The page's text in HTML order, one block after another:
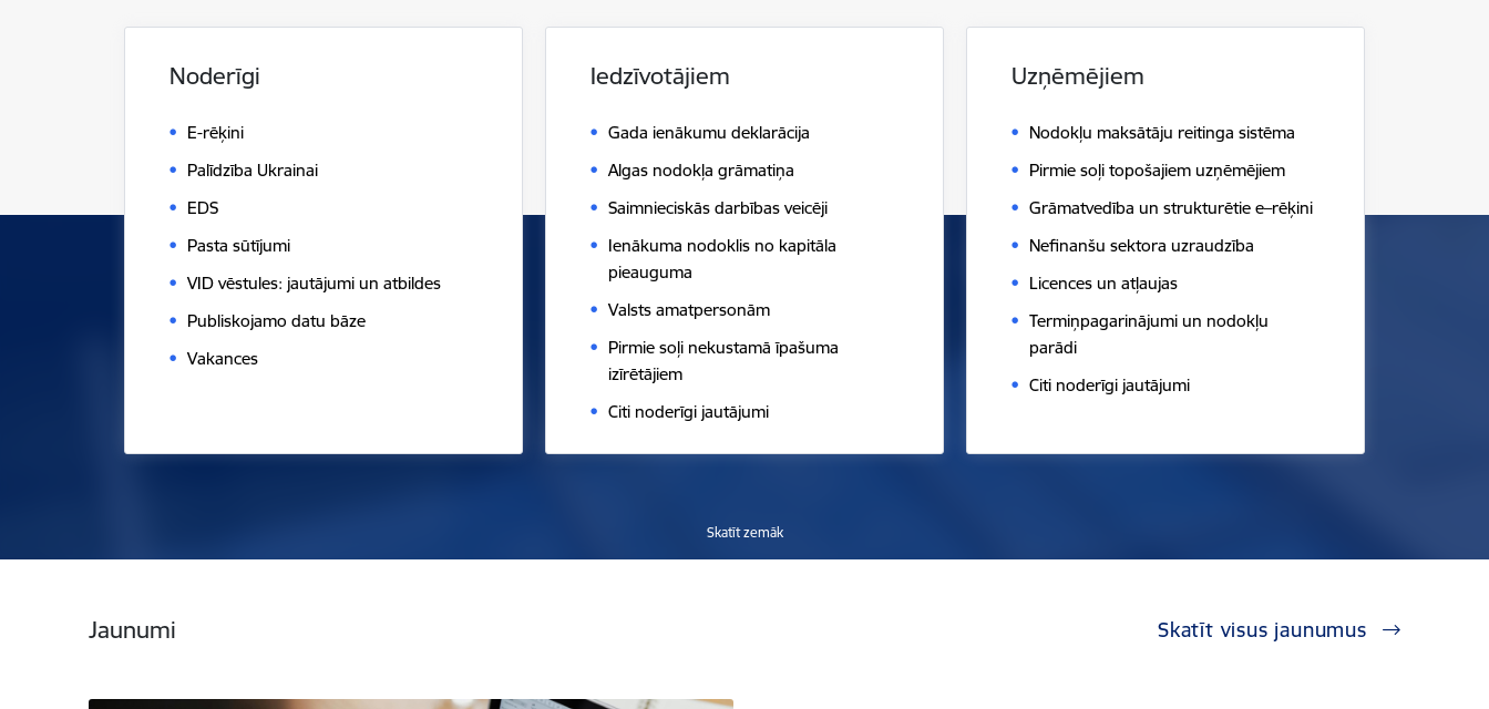
Noderīgi
E-rēķini
Palīdzība Ukrainai
EDS
Pasta sūtījumi
VID vēstules: jautājumi un atbildes
Publiskojamo datu bāze
Vakances
Iedzīvotājiem
Gada ienākumu deklarācija
Algas nodokļa grāmatiņa
Saimnieciskās darbības veicēji
Ienākuma nodoklis no kapitāla
pieauguma
Valsts amatpersonām
Pirmie soļi nekustamā īpašuma
izīrētājiem
Citi noderīgi jautājumi
Uzņēmējiem
Nodokļu maksātāju reitinga sistēma
Pirmie soļi topošajiem uzņēmējiem
Grāmatvedība un strukturētie e–rēķini
Nefinanšu sektora uzraudzība
Licences un atļaujas
Termiņpagarinājumi un nodokļu
parādi
Citi noderīgi jautājumi
Skatīt zemāk
Jaunumi Skatīt visus jaunumus